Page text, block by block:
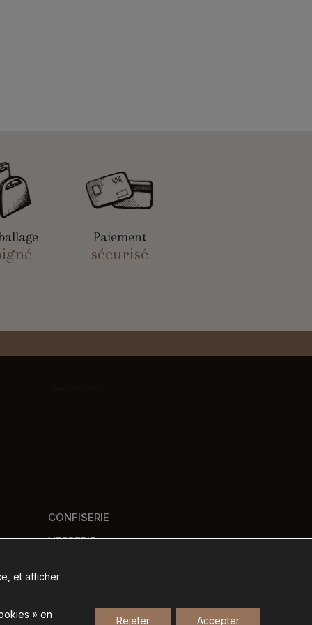
Paiement
sécurisé
CONFISERIE
VERRERIE
et afficher
» en
Accepter
Rejeter